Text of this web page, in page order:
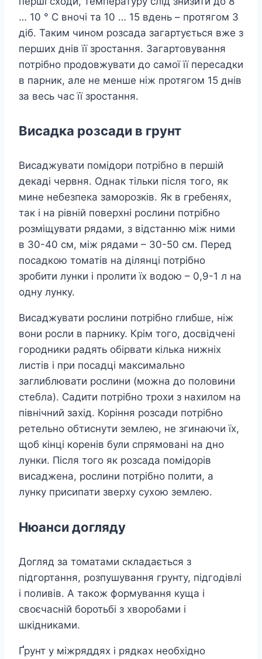
… 10 ° С вночі та 10 … 15 вдень – протягом 3
діб. Таким чином розсада загартується вже з
перших днів її зростання. Загартовування
потрібно продовжувати до самої її пересадки
в парник, але не менше ніж протягом 15 днів
за весь час її зростання.
Висадка розсади в грунт
Висаджувати помідори потрібно в першій
декаді червня. Однак тільки після того, як
мине небезпека заморозків. Як в гребенях,
так і на рівній поверхні рослини потрібно
розміщувати рядами, з відстанню між ними
в 30-40 см, між рядами – 30-50 см. Перед
посадкою томатів на ділянці потрібно
зробити лунки і пролити їх водою – 0,9-1 л на
одну лунку.
Висаджувати рослини потрібно глибше, ніж
вони росли в парнику. Крім того, досвідчені
городники радять обірвати кілька нижніх
листів і при посадці максимально
заглиблювати рослини (можна до половини
стебла). Садити потрібно трохи з нахилом на
північний захід. Коріння розсади потрібно
ретельно обтиснути землею, не згинаючи їх,
щоб кінці коренів були спрямовані на дно
лунки. Після того як розсада помідорів
висаджена, рослини потрібно полити, а
лунку присипати зверху сухою землею.
Нюанси догляду
Догляд за томатами складається з
підгортання, розпушування грунту, підгодівлі
і поливів. А також формування куща і
своєчасній боротьбі з хворобами і
шкідниками.
Ґрунт у міжряддях і рядках необхідно